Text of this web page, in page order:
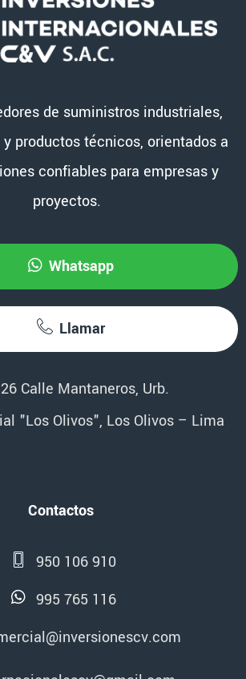
de suministros industriales,
productos técnicos, orientados a
confiables para empresas y
proyectos.
Whatsapp
Llamar
Calle Mantaneros, Urb.
"Los Olivos", Los Olivos – Lima
Contactos
950 106 910
995 765 116